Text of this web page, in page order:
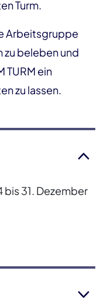
Turm.
Arbeitsgruppe
zu beleben und
TURM ein
zu lassen.
31. Dezember